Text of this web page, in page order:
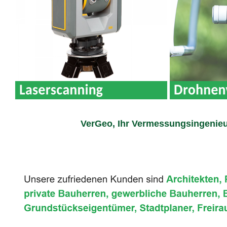
VerGeo, Ihr